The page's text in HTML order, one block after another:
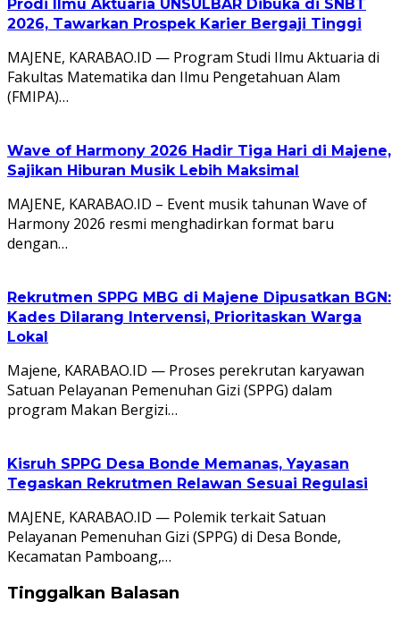
Prodi Ilmu Aktuaria UNSULBAR Dibuka di SNBT
2026, Tawarkan Prospek Karier Bergaji Tinggi
MAJENE, KARABAO.ID — Program Studi Ilmu Aktuaria di
Fakultas Matematika dan Ilmu Pengetahuan Alam
(FMIPA)…
Wave of Harmony 2026 Hadir Tiga Hari di Majene,
Sajikan Hiburan Musik Lebih Maksimal
MAJENE, KARABAO.ID – Event musik tahunan Wave of
Harmony 2026 resmi menghadirkan format baru
dengan…
Rekrutmen SPPG MBG di Majene Dipusatkan BGN:
Kades Dilarang Intervensi, Prioritaskan Warga
Lokal
Majene, KARABAO.ID — Proses perekrutan karyawan
Satuan Pelayanan Pemenuhan Gizi (SPPG) dalam
program Makan Bergizi…
Kisruh SPPG Desa Bonde Memanas, Yayasan
Tegaskan Rekrutmen Relawan Sesuai Regulasi
MAJENE, KARABAO.ID — Polemik terkait Satuan
Pelayanan Pemenuhan Gizi (SPPG) di Desa Bonde,
Kecamatan Pamboang,…
Tinggalkan Balasan